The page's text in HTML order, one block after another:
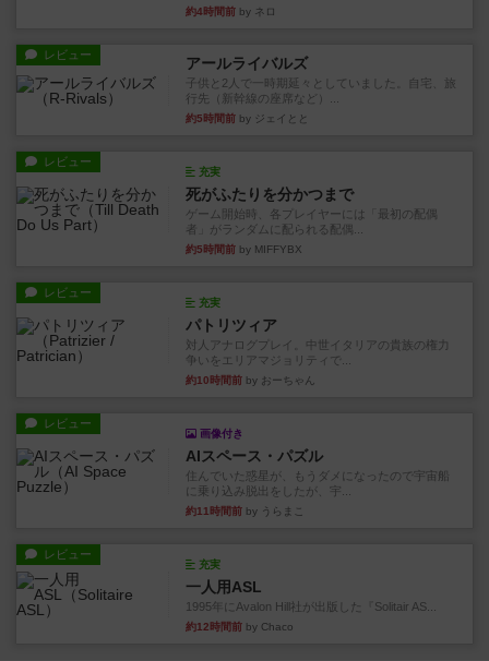
約4時間前 by ネロ
レビュー アールライバルズ
子供と2人で一時期延々としていました。自宅、旅
行先（新幹線の座席など）...
約5時間前 by ジェイとと
レビュー
充実
死がふたりを分かつまで
ゲーム開始時、各プレイヤーには「最初の配偶
者」がランダムに配られる配偶...
約5時間前 by MIFFYBX
レビュー
充実
パトリツィア
対人アナログプレイ。中世イタリアの貴族の権力
争いをエリアマジョリティで...
約10時間前 by おーちゃん
レビュー
画像付き
AIスペース・パズル
住んでいた惑星が、もうダメになったので宇宙船
に乗り込み脱出をしたが、宇...
約11時間前 by うらまこ
レビュー
充実
一人用ASL
1995年にAvalon Hill社が出版した『Solitair AS...
約12時間前 by Chaco